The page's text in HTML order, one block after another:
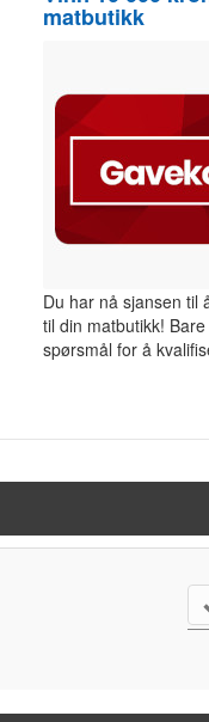
matbutikk
Du har nå sjansen til
til din matbutikk!
spørsmål for å